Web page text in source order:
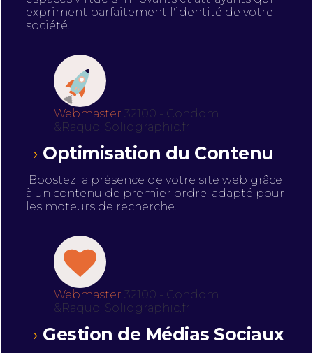
expriment parfaitement l'identité de votre
société.
Webmaster 32100 - Condom
&Raquo; Solidgraphic.fr
Optimisation du Contenu
Boostez la présence de votre site web grâce
à un contenu de premier ordre, adapté pour
les moteurs de recherche.
Webmaster 32100 - Condom
&Raquo; Solidgraphic.fr
Gestion de Médias Sociaux